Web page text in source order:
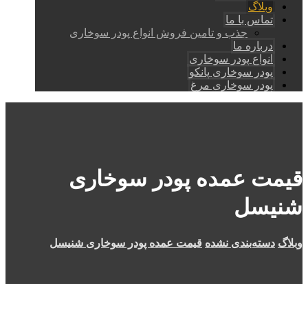
وبلاگ
تماس با ما
جذب و تامین فروش انواع پودر سوخاری
درباره ما
انواع پودر سوخاری
پودر سوخاری پانکو
پودر سوخاری مرغ
قیمت عمده پودر سوخاری
شنیسل
وبلاگ دسته‌بندی نشده قیمت عمده پودر سوخاری شنیسل